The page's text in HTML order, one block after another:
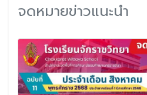
จดหมายข่าวแนะนำ